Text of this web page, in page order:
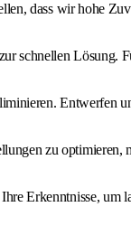
dass wir hohe
schnellen Lösung.
Entwerfen
zu optimieren,
Erkenntnisse, um